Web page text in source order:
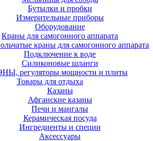
Бутылки и пробки
Измерительные приборы
Оборудование
Краны для самогонного аппарата
краны для самогонного аппарата
Подключение к воде
Силиконовые шланги
регуляторы мощности и плиты
Товары для отдыха
Казаны
Афганские казаны
Печи и мангалы
Керамическая посуда
Ингредиенты и специи
Аксессуары